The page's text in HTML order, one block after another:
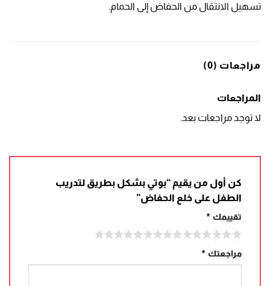
تسهيل الانتقال من الحفاض إلى الحمام.
مراجعات (0)
المراجعات
لا توجد مراجعات بعد.
كن أول من يقيم “بوتي بشكل بطريق لتدريب
الطفل على خلع الحفاض”
تقييمك *
مراجعتك *